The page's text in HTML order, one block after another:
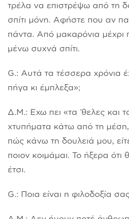
τρέλα να επιστρέψω από τη
σπίτι μόνη. Αφήστε που αν
πάντα. Από μακαρόνια μέχρι
μένω συχνά σπίτι.
G.: Αυτά τα τέσσερα χρόνια
πήγα κι έμπλεξα»;
Δ.Μ.: Εχω πει «τα ’θελες και
χτυπήματα κάτω από τη
πώς κάνω τη δουλειά μου,
ποιον κοιμάμαι. Το ήξερα ότι
έτσι.
G.: Ποια είναι η φιλοδοξία